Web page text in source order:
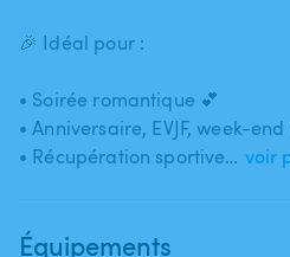
🎉 Idéal pour :
• Soirée romantique 💕
• Anniversaire​,​ EVJF​,​ week-
• Récupération sportive… voir
Équipements